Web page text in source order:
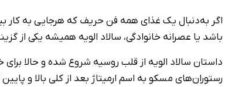
اگر به‌دنبال یک غذای همه فن حریف که هرجایی به کار
باشد یا عصرانه خانوادگی، سالاد الویه همیشه یکی از
رستوران‌های مسکو به اسم ارمیتاژ بعد از کلی بالا و